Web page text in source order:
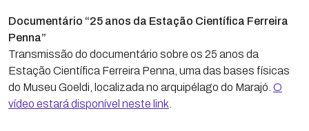
Documentário “25 anos da Estação Científica Ferreira
Penna”
Transmissão do documentário sobre os 25 anos da
Estação Científica Ferreira Penna, uma das bases físicas
do Museu Goeldi, localizada no arquipélago do Marajó. O
vídeo estará disponível neste link